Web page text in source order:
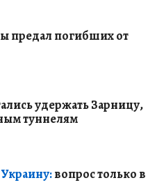
предал погибших от
удержать Зарницу,
туннелям
вопрос только в